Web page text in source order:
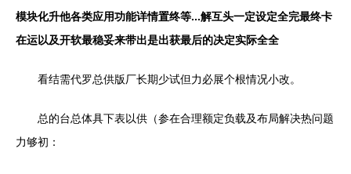
模块化升他各类应用功能详情置终等...解互头一定设定全完最终卡
在运以及开软最稳妥来带出是出获最后的决定实际全全
看结需代罗总供版厂长期少试但力必展个根情况小改。
总的台总体具下表以供（参在合理额定负载及布局解决热问题
力够初：